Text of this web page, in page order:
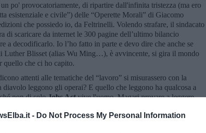
- Do Not Process My Personal Information
po' provocatoriamente, di ripartire dall'infinita tristezza (ma ero
esistenziale e civile”) delle “Operette Morali” di Giacomo
che possiedo io, da Feltrinelli. Volendo strafare, il sindacato
di scaricare da internet le 300 pagine dell’ultimo bilancio
a decodificarlo. Io l’ho fatto in parte e devo dire che anche se
Luther Blisset (alias Wu Ming…), è avvincente, si gira il mondo
quello che ci ho capito.
attenti alle tematiche del “lavoro” si misurassero con la
diavolo leggono gli operai? E quello che leggono ha qualcosa a
non di soloJobs Actvive l'uomo. Magari provare a leggere
potrebbe un modo se non per tirarci fuori dalla crisi, almeno
con maggiore consapevolezza, a progettare qualcosa anche dal
palude. Certo, sempre che sia possibile!